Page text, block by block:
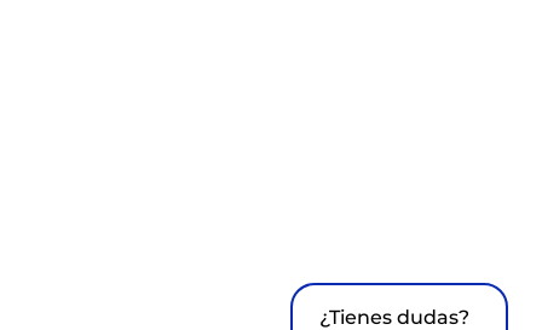
¿Tienes dudas?